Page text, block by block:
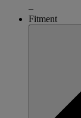
–
Fitment